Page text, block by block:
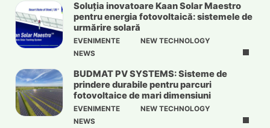
Soluția inovatoare Kaan Solar Maestro
pentru energia fotovoltaică: sistemele de
urmărire solară
EVENIMENTE
NEW TECHNOLOGY
NEWS
BUDMAT PV SYSTEMS: Sisteme de
prindere durabile pentru parcuri
fotovoltaice de mari dimensiuni
EVENIMENTE
NEW TECHNOLOGY
NEWS